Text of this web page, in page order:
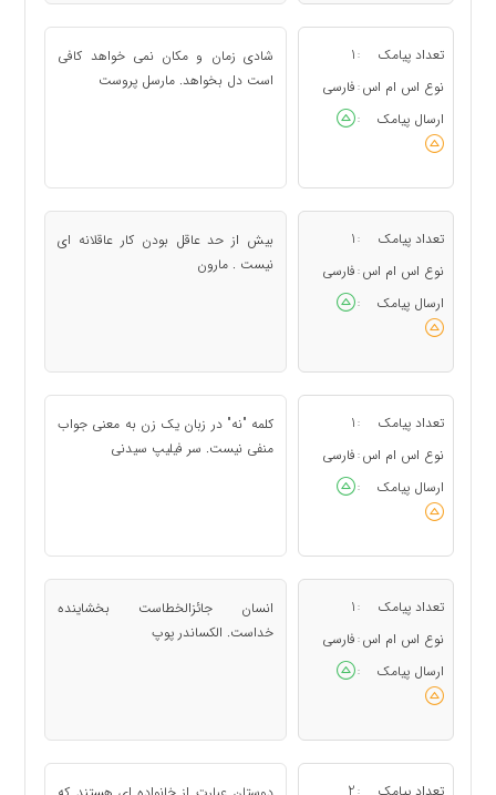
تعداد پیامک :
1
نوع اس ام اس : فارسی
ارسال پیامک
:
شادی زمان و مکان نمی خواهد کافی
است دل بخواهد. مارسل پروست
تعداد پیامک :
1
نوع اس ام اس : فارسی
ارسال پیامک
:
بیش از حد عاقل بودن کار عاقلانه ای
نیست . مارون
تعداد پیامک :
1
نوع اس ام اس : فارسی
ارسال پیامک
:
کلمه "نه" در زبان یک زن به معنی جواب
منفی نیست. سر فیلیپ سیدنی
تعداد پیامک :
1
نوع اس ام اس : فارسی
ارسال پیامک
:
انسان جائزالخطاست بخشاینده
خداست. الکساندر پوپ
: